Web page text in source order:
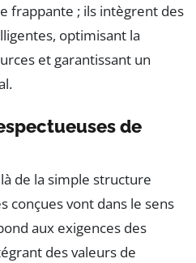
frappante ; ils intègrent des
optimisant la
et garantissant un
de
de la simple structure
conçues vont dans le sens
aux exigences des
des valeurs de